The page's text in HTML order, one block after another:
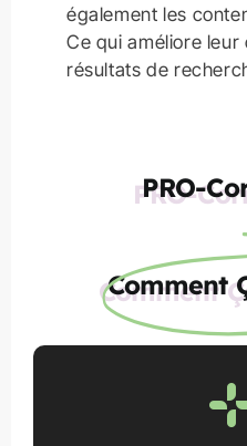
également les
Ce qui améliore
résultats de
PRO-
Comment